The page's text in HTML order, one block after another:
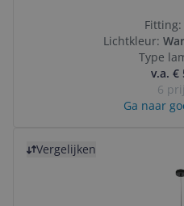
Fitting:
Lichtkleur:
Type
v.a. €
6
Ga naar
Vergelijken